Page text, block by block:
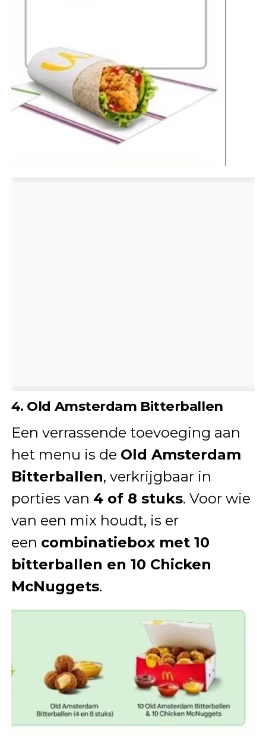
4. Old Amsterdam Bitterballen
Een verrassende toevoeging aan
het menu is de Old Amsterdam
Bitterballen, verkrijgbaar in
porties van 4 of 8 stuks. Voor wie
van een mix houdt, is er
een combinatiebox met 10
bitterballen en 10 Chicken
McNuggets.